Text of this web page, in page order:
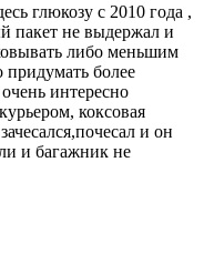
глюкозу с 2010 года ,
пакет не выдержал и
либо меньшим
придумать более
интересно
коксовая
и он
и багажник не